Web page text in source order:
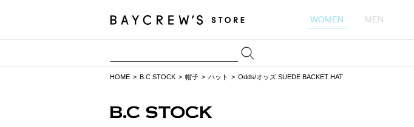
WOMEN MEN
HOME B.C STOCK 帽子 ハット Odds/オッズ SUEDE BACKET HAT